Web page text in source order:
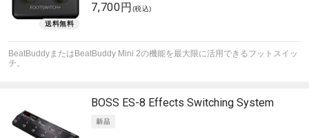
7,700円 (税込)
BeatBuddyまたはBeatBuddy Mini 2の機能を最大限に活用できるフットスイッ
チ。
BOSS ES-8 Effects Switching System